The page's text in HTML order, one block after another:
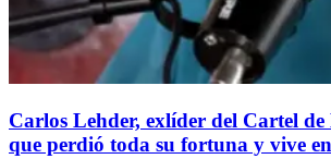
Carlos Lehder, exlíder del Cartel
que perdió toda su fortuna y vive